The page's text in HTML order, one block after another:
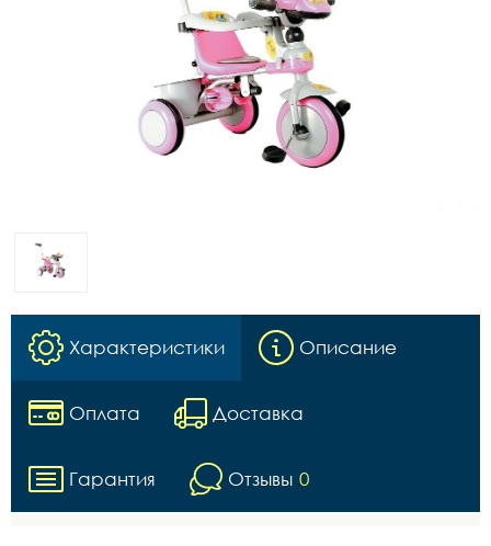
Характеристики Описание
Оплата Доставка
Гарантия Отзывы 0